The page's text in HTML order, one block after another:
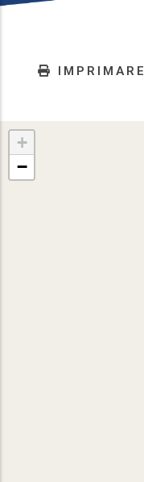
IMPRIMARE
+
−